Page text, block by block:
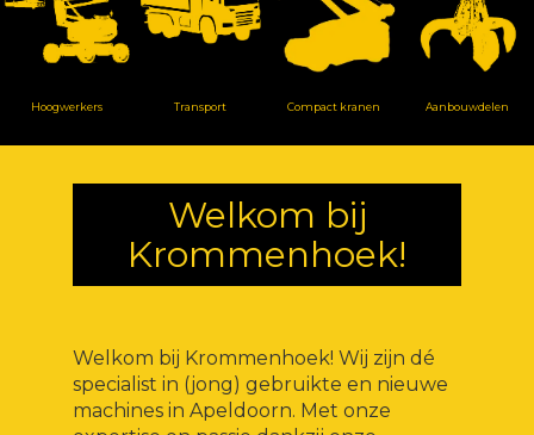
Hoogwerkers Transport Compact kranen Aanbouwdelen
Welkom bij
Krommenhoek!
Welkom bij Krommenhoek! Wij zijn dé
specialist in (jong) gebruikte en nieuwe
machines in Apeldoorn. Met onze